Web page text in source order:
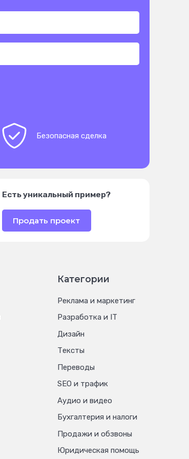
Безопасная сделка
Есть уникальный пример?
Продать проект
Категории
Реклама и маркетинг
Разработка и IT
Дизайн
Тексты
Переводы
SEO и трафик
Аудио и видео
Бухгалтерия и налоги
Продажи и обзвоны
Юридическая помощь